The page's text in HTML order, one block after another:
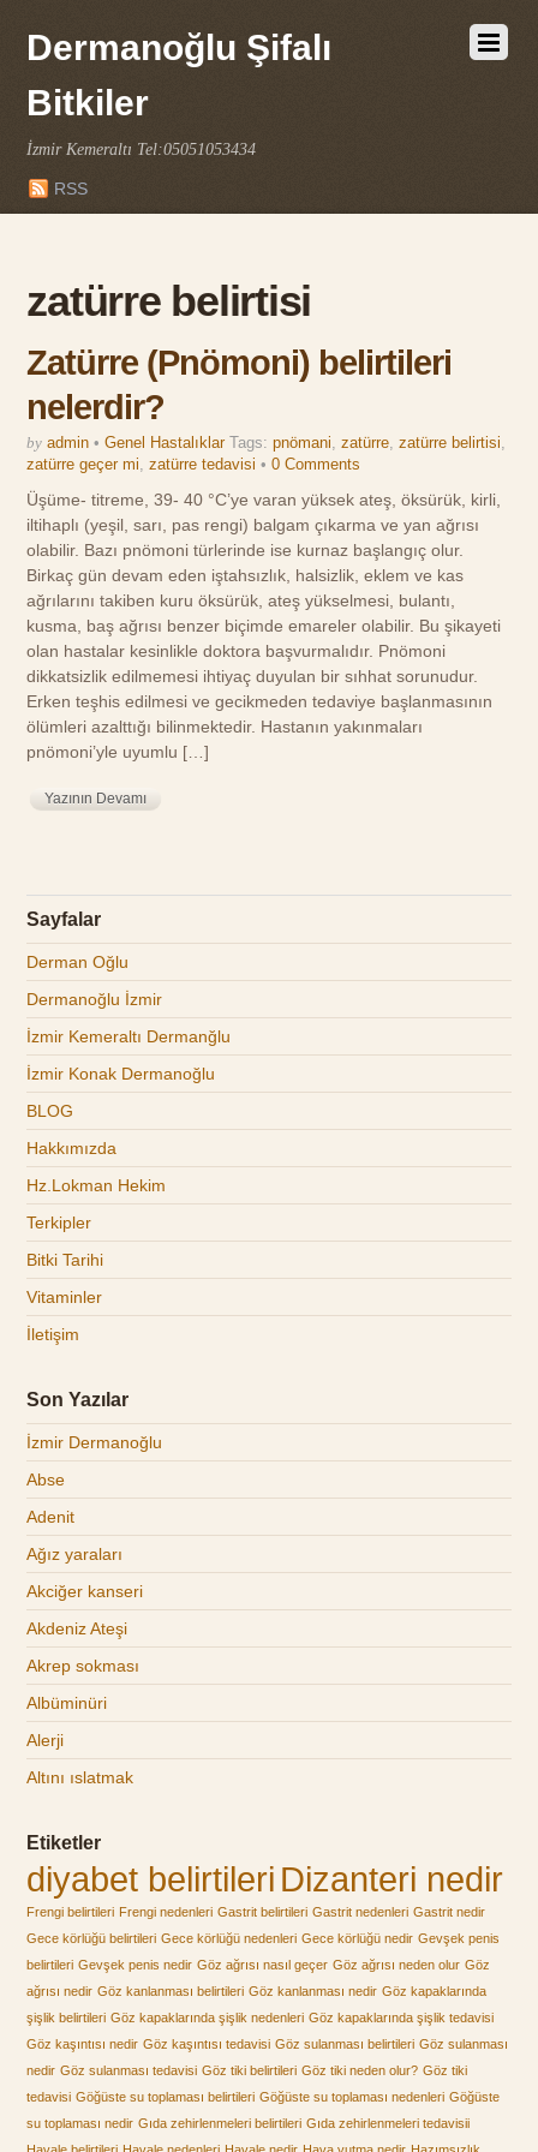
Dermanoğlu Şifalı
Bitkiler
İzmir Kemeraltı Tel:05051053434
RSS
zatürre belirtisi
Zatürre (Pnömoni) belirtileri
nelerdir?
by admin • Genel Hastalıklar Tags:pnömani,zatürre,zatürre belirtisi,
zatürre geçer mi,zatürre tedavisi •0 Comments
Üşüme- titreme, 39- 40 °C’ye varan yüksek ateş, öksürük, kirli,
iltihaplı (yeşil, sarı, pas rengi) balgam çıkarma ve yan ağrısı
olabilir. Bazı pnömoni türlerinde ise kurnaz başlangıç olur.
Birkaç gün devam eden iştahsızlık, halsizlik, eklem ve kas
ağrılarını takiben kuru öksürük, ateş yükselmesi, bulantı,
kusma, baş ağrısı benzer biçimde emareler olabilir. Bu şikayeti
olan hastalar kesinlikle doktora başvurmalıdır. Pnömoni
dikkatsizlik edilmemesi ihtiyaç duyulan bir sıhhat sorunudur.
Erken teşhis edilmesi ve gecikmeden tedaviye başlanmasının
ölümleri azalttığı bilinmektedir. Hastanın yakınmaları
pnömoni’yle uyumlu […]
Yazının Devamı
Sayfalar
Derman Oğlu
Dermanoğlu İzmir
İzmir Kemeraltı Dermanğlu
İzmir Konak Dermanoğlu
BLOG
Hakkımızda
Hz.Lokman Hekim
Terkipler
Bitki Tarihi
Vitaminler
İletişim
Son Yazılar
İzmir Dermanoğlu
Abse
Adenit
Ağız yaraları
Akciğer kanseri
Akdeniz Ateşi
Akrep sokması
Albüminüri
Alerji
Altını ıslatmak
Etiketler
diyabet belirtileri Dizanteri nedir
Frengi belirtileri Frengi nedenleri Gastrit belirtileri Gastrit nedenleri Gastrit nedir
Gece körlüğü belirtileri Gece körlüğü nedenleri Gece körlüğü nedir Gevşek penis
belirtileri Gevşek penis nedir Göz ağrısı nasıl geçer Göz ağrısı neden olur Göz
ağrısı nedir Göz kanlanması belirtileri Göz kanlanması nedir Göz kapaklarında
şişlik belirtileri Göz kapaklarında şişlik nedenleri Göz kapaklarında şişlik tedavisi
Göz kaşıntısı nedir Göz kaşıntısı tedavisi Göz sulanması belirtileri Göz sulanması
nedir Göz sulanması tedavisi Göz tiki belirtileri Göz tiki neden olur? Göz tiki
tedavisi Göğüste su toplaması belirtileri Göğüste su toplaması nedenleri Göğüste
su toplaması nedir Gıda zehirlenmeleri belirtileri Gıda zehirlenmeleri tedavisii